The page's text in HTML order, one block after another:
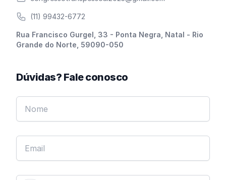
Telefone(11) 99432-6772
Endereço
Rua Francisco Gurgel, 33 - Ponta Negra, Natal - Rio
Grande do Norte, 59090-050
Dúvidas? Fale conosco